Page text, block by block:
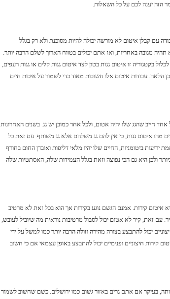
הזה יענה לכם על כל השאלות.
עם קבלן איטום לא מורשה יכולה להיות מסוכנת ולא רק בגלל
מגובה באחריות, ואז אתם יכולים בטווח הארוך לשלם הרבה יותר.
בקטגוריה זו איטום גגות בטון לצד איטום גגות קלים או גגות רעפים,
הלאה. עבודות איטום אלו חשובות מאוד כדי לשמור על איכות חיים
חייב שהגג שלו יהיה אטום, ולכל אחד כמובן יש גג. בשנים האחרונות
מהו איטום גגות, כי אין להם גג משלהם אלא גג משותף. עם זאת כל
יריעות ביטומניות, החיים שלו יהיו מלאי דליפות ואובדן החום בחורף
ולכן היא גם הכי נפוצה וזאת בגלל העמידות שלה, האסתטיות שלה
קירות. אמנם הגשם נוגע בקירות אך הוא בכל זאת לא מרטיב
עם זאת, קיר לא אטום יכול לסבול מרטיבות נוראית מה שיוביל לעובש,
יכול להתבצע בצורה מהירה וזולה הרבה יותר כמו למשל על ידי
קירות חיצוניים ופנימיים יכול להתבצע באופן עצמאי אם כי חשוב
בעיקר אם אתם גרים באזור גשום כמו ירושלים. כשם שחשוב לשמור